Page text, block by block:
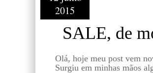
2015
SALE, de
Olá, hoje meu post vem
Surgiu em minhas mãos